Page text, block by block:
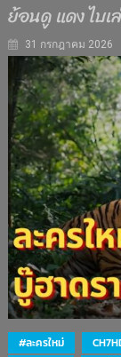
ย้อนดู แดง ไบเ
31 กรกฎาคม 2026
#ละครใหม่